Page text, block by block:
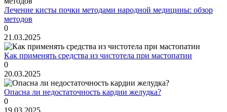
Лечение кисты почки методами народной медицины: обзор
методов
0
21.03.2025
Как применять средства из чистотела при мастопатии
0
20.03.2025
Опасна ли недостаточность кардии желудка?
0
19.03.2025